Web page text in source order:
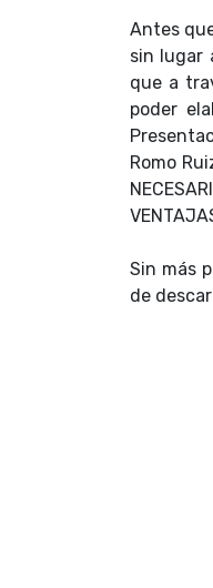
Antes
sin lugar
que a
poder
Romo
Sin más
de